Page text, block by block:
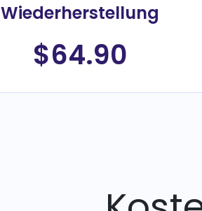
Wiederherstellung
$64.90